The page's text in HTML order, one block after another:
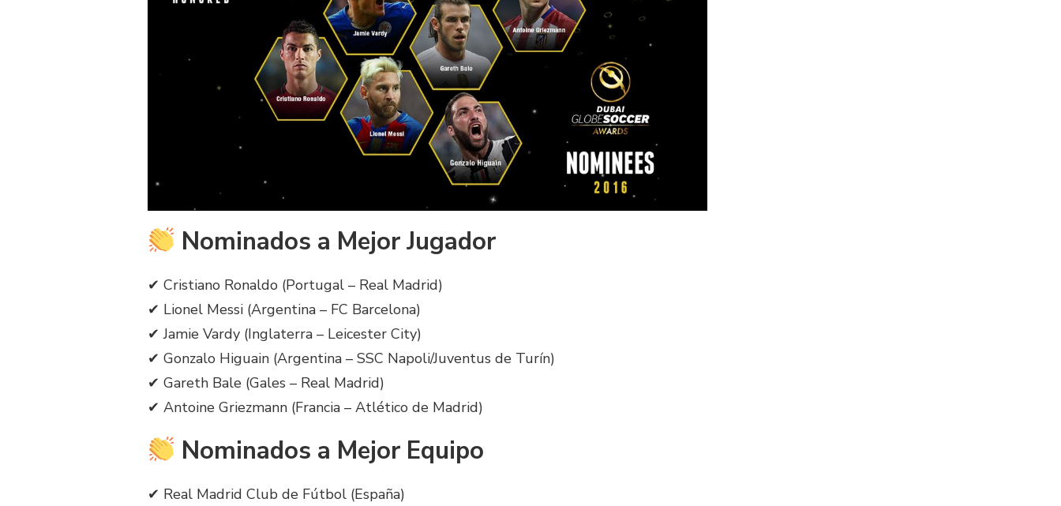
Nominados a Mejor Jugador
✔ Cristiano Ronaldo (Portugal – Real Madrid)
✔ Lionel Messi (Argentina – FC Barcelona)
✔ Jamie Vardy (Inglaterra – Leicester City)
✔ Gonzalo Higuain (Argentina – SSC Napoli/Juventus de Turín)
✔ Gareth Bale (Gales – Real Madrid)
✔ Antoine Griezmann (Francia – Atlético de Madrid)
Nominados a Mejor Equipo
✔ Real Madrid Club de Fútbol (España)